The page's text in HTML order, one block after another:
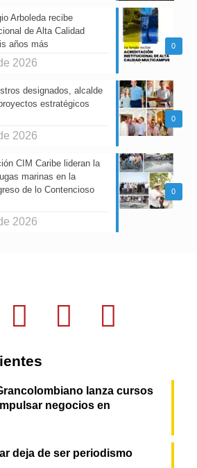
0
Arboleda recibe
de Alta Calidad
años más
2026
0
designados, alcalde
estratégicos
2026
0
CIM Caribe lideran la
marinas en la
de lo Contencioso
2026
lanza cursos
negocios en
deja de ser periodismo